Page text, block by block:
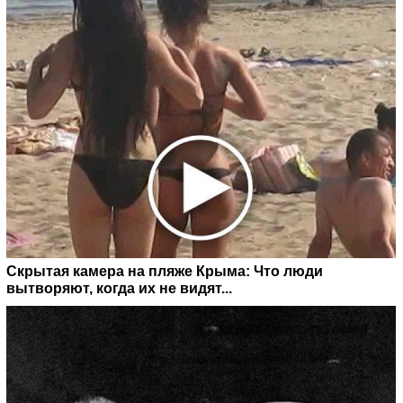
Скрытая камера на пляже Крыма: Что люди
вытворяют, когда их не видят...